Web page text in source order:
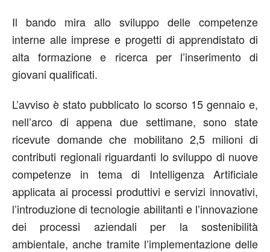
Il bando mira allo sviluppo delle competenze
interne alle imprese e progetti di apprendistato di
alta formazione e ricerca per l’inserimento di
giovani qualificati.
L’avviso è stato pubblicato lo scorso 15 gennaio e,
nell’arco di appena due settimane, sono state
ricevute domande che mobilitano 2,5 milioni di
contributi regionali riguardanti lo sviluppo di nuove
competenze in tema di Intelligenza Artificiale
applicata ai processi produttivi e servizi innovativi,
l’introduzione di tecnologie abilitanti e l’innovazione
dei processi aziendali per la sostenibilità
ambientale, anche tramite l’implementazione delle